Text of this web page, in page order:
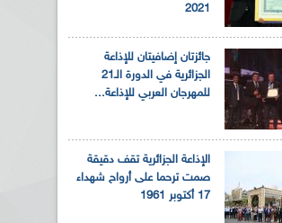
2021
جائزتان إضافيتان للإذاعة
الجزائرية في الدورة الـ21
للمهرجان العربي للإذاعة...
الإذاعة الجزائرية تقف دقيقة
صمت ترحما على أرواح شهداء
17 أكتوبر 1961